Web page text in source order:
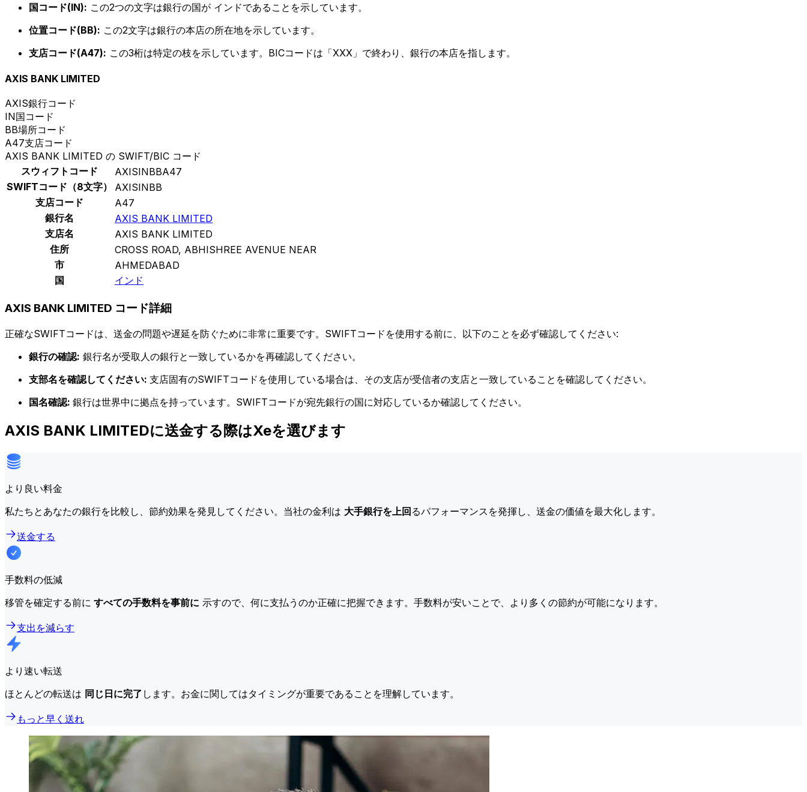
国コード(IN): この2つの文字は銀行の国が インドであることを示しています。
位置コード(BB): この2文字は銀行の本店の所在地を示しています。
支店コード(A47): この3桁は特定の枝を示しています。BICコードは「XXX」で終わり、銀行の本店を指します。
AXIS BANK LIMITED
AXIS銀行コード
IN国コード
BB場所コード
A47支店コード
AXIS BANK LIMITED の SWIFT/BIC コード
スウィフトコード
AXISINBBA47
SWIFTコード（8文字）
AXISINBB
支店コード
A47
銀行名
AXIS BANK LIMITED
支店名
AXIS BANK LIMITED
住所
CROSS ROAD, ABHISHREE AVENUE NEAR
市
AHMEDABAD
国
インド
AXIS BANK LIMITED コード詳細
正確なSWIFTコードは、送金の問題や遅延を防ぐために非常に重要です。SWIFTコードを使用する前に、以下のことを必ず確認してください:
銀行の確認: 銀行名が受取人の銀行と一致しているかを再確認してください。
支部名を確認してください: 支店固有のSWIFTコードを使用している場合は、その支店が受信者の支店と一致していることを確認してください。
国名確認: 銀行は世界中に拠点を持っています。SWIFTコードが宛先銀行の国に対応しているか確認してください。
AXIS BANK LIMITEDに送金する際はXeを選びます
より良い料金
私たちとあなたの銀行を比較し、節約効果を発見してください。当社の金利は 大手銀行を上回るパフォーマンスを発揮し、送金の価値を最大化します。
送金する
手数料の低減
移管を確定する前に すべての手数料を事前に 示すので、何に支払うのか正確に把握できます。手数料が安いことで、より多くの節約が可能になります。
支出を減らす
より速い転送
ほとんどの転送は 同じ日に完了 します。お金に関してはタイミングが重要であることを理解しています。
もっと早く送れ